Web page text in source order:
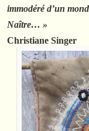
immodéré d’un
Naître… »
Christiane Singer